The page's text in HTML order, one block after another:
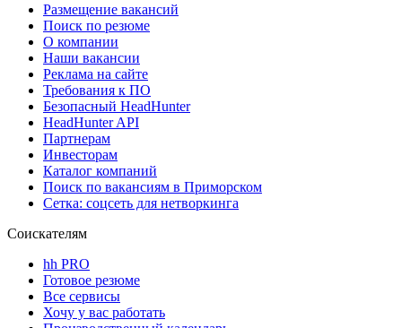
Размещение вакансий
Поиск по резюме
О компании
Наши вакансии
Реклама на сайте
Требования к ПО
Безопасный HeadHunter
HeadHunter API
Партнерам
Инвесторам
Каталог компаний
Поиск по вакансиям в Приморском
Сетка: соцсеть для нетворкинга
Соискателям
hh PRO
Готовое резюме
Все сервисы
Хочу у вас работать